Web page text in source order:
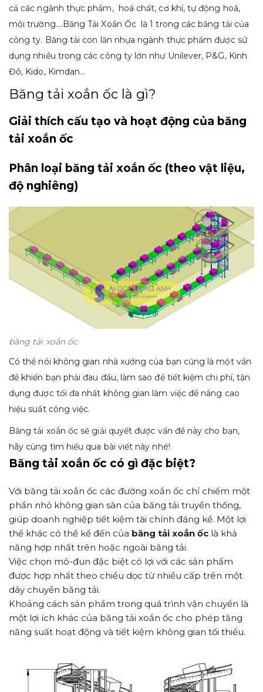
cả các ngành thực phẩm, hoá chất, cơ khí, tự động hoá,
môi trường….Băng Tải Xoắn Ốc là 1 trong các băng tải của
công ty. Băng tải con lăn nhựa ngành thực phẩm được sử
dụng nhiều trong các công ty lớn như Unilever, P&G, Kinh
Đô, Kido, Kimdan…
Băng tải xoắn ốc là gì?
Giải thích cấu tạo và hoạt động của băng
tải xoắn ốc
Phân loại băng tải xoắn ốc (theo vật liệu,
độ nghiêng)
băng tải xoắn ốc
Có thể nói không gian nhà xưởng của bạn cũng là một vấn
đề khiến bạn phải đau đầu, làm sao để tiết kiệm chi phí, tận
dụng được tối đa nhất không gian làm việc để nâng cao
hiệu suất công việc.
Băng tải xoắn ốc sẽ giải quyết được vấn đề này cho bạn,
hãy cùng tìm hiểu qua bài viết này nhé!
Băng tải xoắn ốc có gì đặc biệt?
Với băng tải xoắn ốc các đường xoắn ốc chỉ chiếm một
phần nhỏ không gian sàn của băng tải truyền thống,
giúp doanh nghiệp tiết kiệm tài chính đáng kể. Một lợi
thể khác có thể kể đến của băng tải xoắn ốc là khả
năng hợp nhất trên hoặc ngoài băng tải.
Việc chọn mô-đun đặc biệt có lợi với các sản phẩm
được hợp nhất theo chiều dọc từ nhiều cấp trên một
dây chuyền băng tải.
Khoảng cách sản phẩm trong quá trình vận chuyển là
một lợi ích khác của băng tải xoắn ốc cho phép tăng
năng suất hoạt động và tiết kiệm không gian tối thiểu.